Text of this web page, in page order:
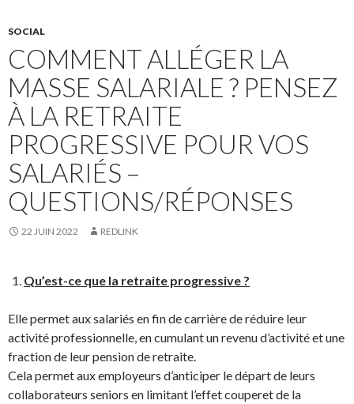
SOCIAL
COMMENT ALLÉGER LA
MASSE SALARIALE ? PENSEZ
À LA RETRAITE
PROGRESSIVE POUR VOS
SALARIÉS –
QUESTIONS/RÉPONSES
22 JUIN 2022 REDLINK
Qu’est-ce que la retraite progressive ?
Elle permet aux salariés en fin de carrière de réduire leur
activité professionnelle, en cumulant un revenu d’activité et une
fraction de leur pension de retraite.
Cela permet aux employeurs d’anticiper le départ de leurs
collaborateurs seniors en limitant l’effet couperet de la